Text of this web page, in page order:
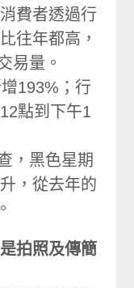
費者透過行
往年都高，
易量。
193%；行
點到下午1
，黑色星期
，從去年的
拍照及傳簡